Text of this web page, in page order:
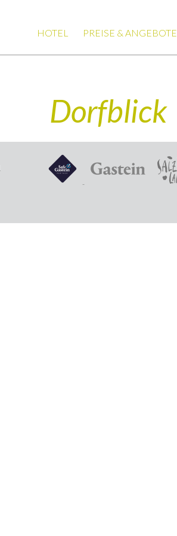
HOTEL PREISE & ANGEBOTE
Dorfblick